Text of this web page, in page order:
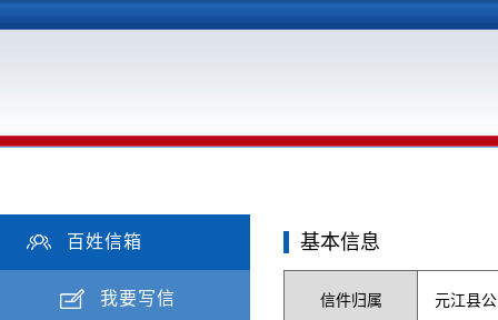
百姓信箱
我要写信
基本信息
信件归属 元江县